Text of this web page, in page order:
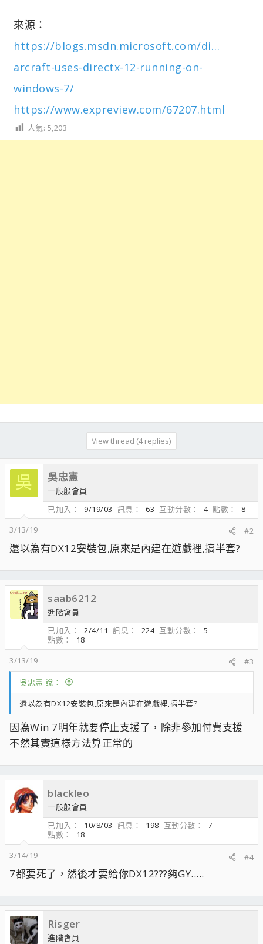
來源：
https://blogs.msdn.microsoft.com/di…
arcraft-uses-directx-12-running-on-
windows-7/
https://www.expreview.com/67207.html
人氣: 5,203
View thread (4 replies)
吳 吳忠憲
一般般會員
已加入
9/19/03 訊息 63 互動分數 4 點數
8
3/13/19
#2
還以為有DX12安裝包,原來是內建在遊戲裡,搞半套?
saab6212
進階會員
已加入
2/4/11 訊息 224 互動分數
5
點數
18
3/13/19
#3
吳忠憲 說：
還以為有DX12安裝包,原來是內建在遊戲裡,搞半套?
因為Win 7明年就要停止支援了，除非參加付費支援
不然其實這樣方法算正常的
blackleo
一般般會員
已加入
10/8/03 訊息 198 互動分數
7
點數
18
3/14/19
#4
7都要死了，然後才要給你DX12???夠GY.....
Risger
進階會員